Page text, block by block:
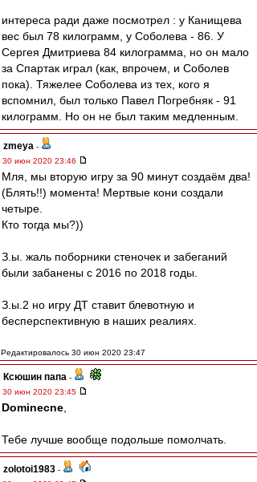
интереса ради даже посмотрел : у Канищева
вес был 78 килограмм, у Соболева - 86. У
Сергея Дмитриева 84 килограмма, но он мало
за Спартак играл (как, впрочем, и Соболев
пока). Тяжелее Соболева из тех, кого я
вспомнил, был только Павел Погребняк - 91
килограмм. Но он не был таким медленным.
zmeya -
30 июн 2020 23:46
Мля, мы вторую игру за 90 минут создаём два!
(Блять!!) момента! Мертвые кони создали
четыре.
Кто тогда мы?))
З.ы. жаль поборники стеночек и забеганий
были забанены с 2016 по 2018 годы.
З.ы.2 но игру ДТ ставит блевотную и
бесперспективную в наших реалиях.
Редактировалось 30 июн 2020 23:47
Ксюшин папа -
30 июн 2020 23:45
Dominecne
Тебе лучше вообще подольше помолчать.
zolotoi1983 -